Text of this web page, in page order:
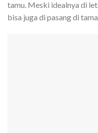
tamu. Meski idealnya di
bisa juga di pasang di